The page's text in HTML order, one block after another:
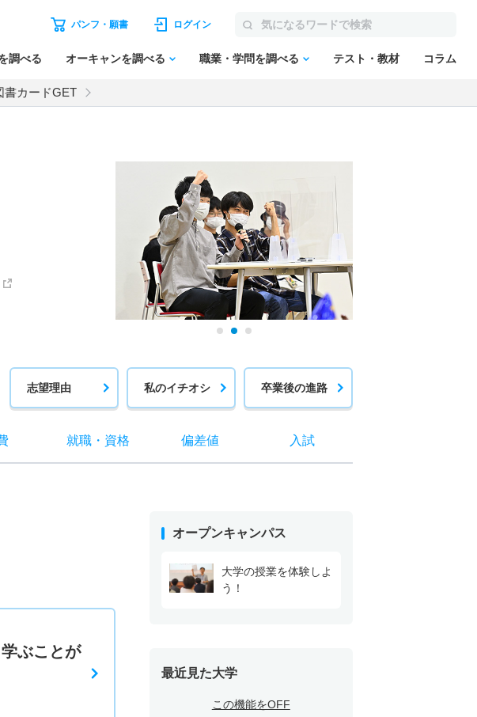
パンフ・願書 ログイン
調べる オーキャンを調べる 職業・学問を調べる テスト・教材 コラム
書カードGET
志望理由 私のイチオシ 卒業後の進路
就職・ 資格 偏差値 入試
ぶことが
オープンキャンパス
大学の授業を体験しよ
う！
最近見た大学
この機能をOFF